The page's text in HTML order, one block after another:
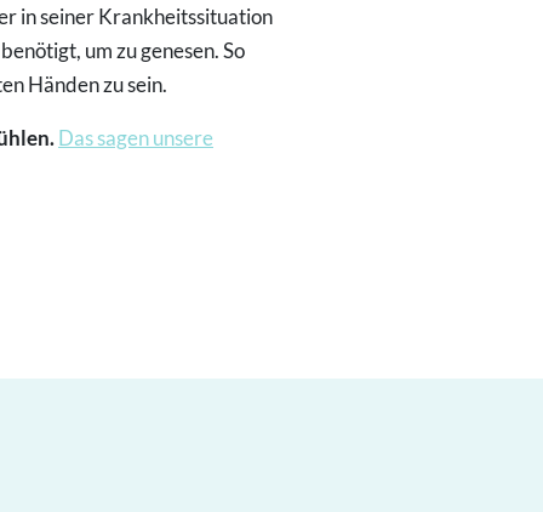
in seiner Krankheitssituation
um zu genesen. So
Händen zu sein.
Das sagen unsere